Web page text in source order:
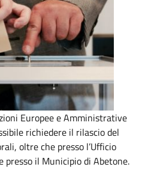
Europee e Amministrative
richiedere il rilascio del
oltre che presso l’Ufficio
il Municipio di Abetone.